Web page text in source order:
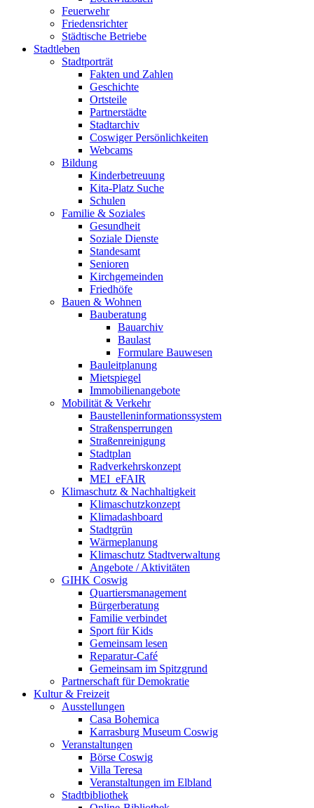
Feuerwehr
Friedensrichter
Städtische Betriebe
Stadtleben
Stadtporträt
Fakten und Zahlen
Geschichte
Ortsteile
Partnerstädte
Stadtarchiv
Coswiger Persönlichkeiten
Webcams
Bildung
Kinderbetreuung
Kita-Platz Suche
Schulen
Familie & Soziales
Gesundheit
Soziale Dienste
Standesamt
Senioren
Kirchgemeinden
Friedhöfe
Bauen & Wohnen
Bauberatung
Bauarchiv
Baulast
Formulare Bauwesen
Bauleitplanung
Mietspiegel
Immobilienangebote
Mobilität & Verkehr
Baustelleninformationssystem
Straßensperrungen
Straßenreinigung
Stadtplan
Radverkehrskonzept
MEI_eFAIR
Klimaschutz & Nachhaltigkeit
Klimaschutzkonzept
Klimadashboard
Stadtgrün
Wärmeplanung
Klimaschutz Stadtverwaltung
Angebote / Aktivitäten
GIHK Coswig
Quartiersmanagement
Bürgerberatung
Familie verbindet
Sport für Kids
Gemeinsam lesen
Reparatur-Café
Gemeinsam im Spitzgrund
Partnerschaft für Demokratie
Kultur & Freizeit
Ausstellungen
Casa Bohemica
Karrasburg Museum Coswig
Veranstaltungen
Börse Coswig
Villa Teresa
Veranstaltungen im Elbland
Stadtbibliothek